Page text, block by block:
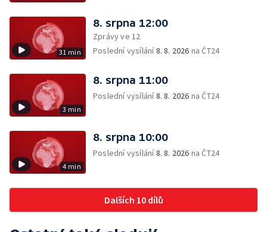
31 min
8. srpna 12:00
Zprávy ve 12
Poslední vysílání8. 8. 2026 na ČT24
3 min
8. srpna 11:00
Poslední vysílání8. 8. 2026 na ČT24
4 min
8. srpna 10:00
Poslední vysílání8. 8. 2026 na ČT24
Dalších 10 dílů